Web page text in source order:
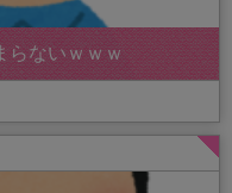
らないｗｗｗ